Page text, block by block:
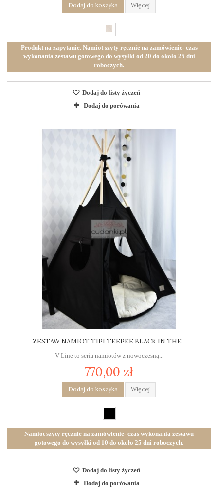
Dodaj do koszyka Więcej
Produkt na zapytanie. Namiot szyty ręcznie na zamówienie- czas
wykonania zestawu gotowego do wysyłki od 20 do około 25 dni
roboczych.
Dodaj do listy życzeń
Dodaj do porówania
ZESTAW NAMIOT TIPI TEEPEE BLACK IN THE...
V-Line to seria namiotów z nowoczesną...
770,00 zł
Dodaj do koszyka Więcej
Namiot szyty ręcznie na zamówienie- czas wykonania zestawu
gotowego do wysyłki od 10 do około 25 dni roboczych.
Dodaj do listy życzeń
Dodaj do porówania